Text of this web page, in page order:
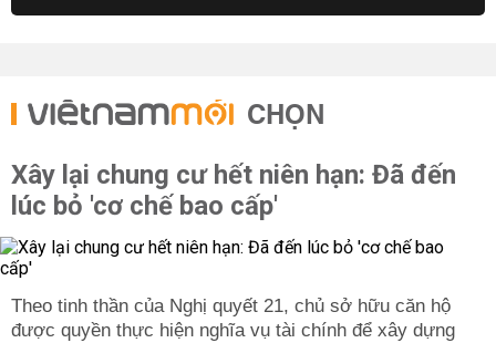
CHỌN
Xây lại chung cư hết niên hạn: Đã đến
lúc bỏ 'cơ chế bao cấp'
Theo tinh thần của Nghị quyết 21, chủ sở hữu căn hộ
được quyền thực hiện nghĩa vụ tài chính để xây dựng